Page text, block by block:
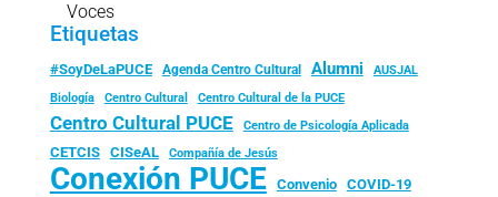
Voces
Etiquetas
#SoyDeLaPUCE Agenda Centro Cultural Alumni
AUSJAL
Biología
Centro Cultural Centro Cultural de la PUCE
Centro Cultural PUCE Centro de Psicología Aplicada
CETCIS CISeAL Compañía de Jesús
Conexión PUCE Convenio
COVID-19